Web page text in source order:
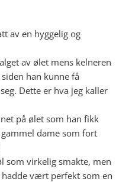
av en hyggelig og
av ølet mens kelneren
han kunne få
Dette er hva jeg kaller
på ølet som han fikk
dame som fort
som virkelig smakte, men
vært perfekt som en